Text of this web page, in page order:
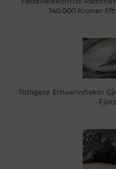
140.000 Kroner
Tidligere Erhvervsfisker